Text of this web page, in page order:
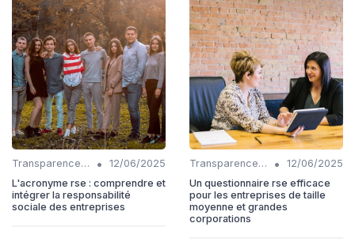
Transparence et reporting •
12/06/2025
L'acronyme rse : comprendre et
intégrer la responsabilité
sociale des entreprises
Transparence et reporting •
12/06/2025
Un questionnaire rse efficace
pour les entreprises de taille
moyenne et grandes
corporations